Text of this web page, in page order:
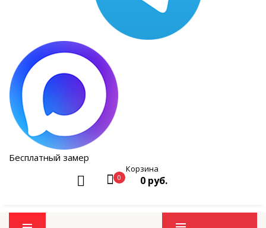
Бесплатный замер
0
Корзина
0 руб.